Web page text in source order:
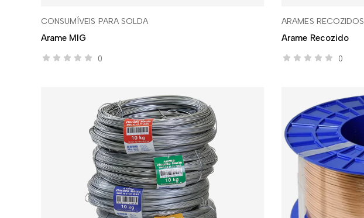
CONSUMÍVEIS PARA SOLDA
Arame MIG
0
ARAMES RECOZIDOS
Arame Recozido
0